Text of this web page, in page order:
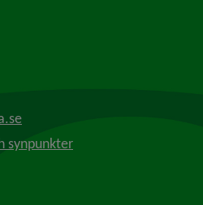
annan webbplats, öppnas i nytt
synpunkter